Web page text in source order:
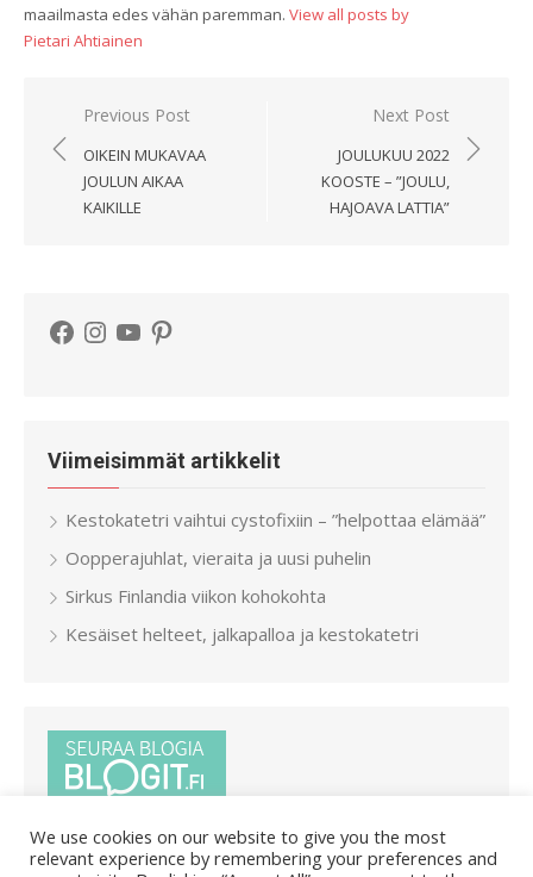
maailmasta edes vähän paremman. View all posts by
Pietari Ahtiainen
Artikkelien
selaus
Previous Post
OIKEIN MUKAVAA
JOULUN AIKAA
KAIKILLE
Next Post
JOULUKUU 2022
KOOSTE – ”JOULU,
HAJOAVA LATTIA”
Facebook
Instagram
YouTubePinterest
Viimeisimmät artikkelit
Kestokatetri vaihtui cystofixiin – ”helpottaa elämää”
Oopperajuhlat, vieraita ja uusi puhelin
Sirkus Finlandia viikon kohokohta
Kesäiset helteet, jalkapalloa ja kestokatetri
We use cookies on our website to give you the most
relevant experience by remembering your preferences and